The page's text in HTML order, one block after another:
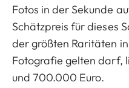
Fotos in der Sekunde
Schätzpreis für dieses
der größten Raritäten
Fotografie gelten darf,
und 700.000 Euro.